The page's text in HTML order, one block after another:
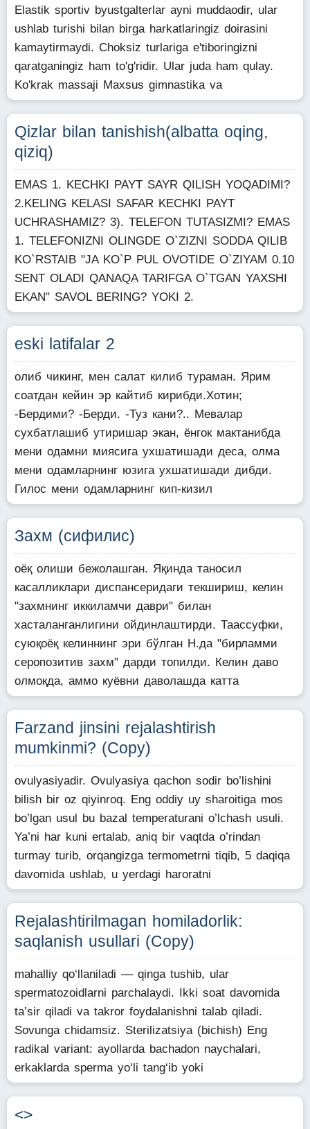
Elastik sportiv byustgalterlar ayni muddaodir, ular
ushlab turishi bilan birga harkatlaringiz doirasini
kamaytirmaydi. Choksiz turlariga e'tiboringizni
qaratganingiz ham to'g'ridir. Ular juda ham qulay.
Ko'krak massaji Maxsus gimnastika va
Qizlar bilan tanishish(albatta oqing,
qiziq)
EMAS 1. KECHKI PAYT SAYR QILISH YOQADIMI?
2.KELING KELASI SAFAR KECHKI PAYT
UCHRASHAMIZ? 3). TELEFON TUTASIZMI? EMAS
1. TELEFONIZNI OLINGDE O`ZIZNI SODDA QILIB
KO`RSTAIB "JA KO`P PUL OVOTIDE O`ZIYAM 0.10
SENT OLADI QANAQA TARIFGA O`TGAN YAXSHI
EKAN" SAVOL BERING? YOKI 2.
eski latifalar 2
олиб чикинг, мен салат килиб тураман. Ярим
соатдан кейин эр кайтиб кирибди.Хотин;
-Бердими? -Берди. -Туз кани?.. Мевалар
сухбатлашиб утиришар экан, ёнгок мактанибда
мени одамни миясига ухшатишади деса, олма
мени одамларнинг юзига ухшатишади дибди.
Гилос мени одамларнинг кип-кизил
Захм (сифилис)
оёқ олиши бежолашган. Яқинда таносил
касалликлари диспансеридаги текшириш, келин
"захмнинг иккиламчи даври" билан
хасталанганлигини ойдинлаштирди. Таассуфки,
суюқоёқ келиннинг эри бўлган Н.да "бирламми
серопозитив захм" дарди топилди. Келин даво
олмоқда, аммо куёвни даволашда катта
Farzand jinsini rejalashtirish
mumkinmi? (Copy)
ovulyasiyadir. Ovulyasiya qachon sodir bo’lishini
bilish bir oz qiyinroq. Eng oddiy uy sharoitiga mos
bo’lgan usul bu bazal temperaturani o’lchash usuli.
Ya’ni har kuni ertalab, aniq bir vaqtda o’rindan
turmay turib, orqangizga termometrni tiqib, 5 daqiqa
davomida ushlab, u yerdagi haroratni
Rejalashtirilmagan homiladorlik:
saqlanish usullari (Copy)
mahalliy qo‘llaniladi — qinga tushib, ular
spermatozoidlarni parchalaydi. Ikki soat davomida
ta’sir qiladi va takror foydalanishni talab qiladi.
Sovunga chidamsiz. Sterilizatsiya (bichish) Eng
radikal variant: ayollarda bachadon naychalari,
erkaklarda sperma yo‘li tang‘ib yoki
<>